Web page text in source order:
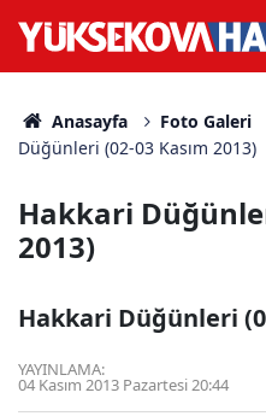
Anasayfa Foto Galeri
Düğünleri (02-03 Kasım 2013)
Hakkari
2013)
Hakkari Düğünleri
YAYINLAMA:
04 Kasım 2013 Pazartesi 20:44